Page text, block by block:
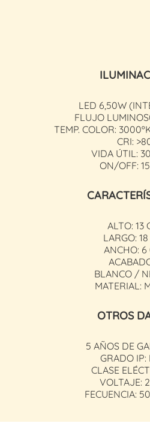
LED 6,50W
FLUJO
TEMP. COLOR:
CRI:
VIDA ÚTIL:
ON/OFF:
ALTO: 13
LARGO: 18
ANCHO: 6
BLANCO /
MATERIAL:
OTROS
5 AÑOS DE
GRADO IP:
CLASE
VOLTAJE:
FECUENCIA: